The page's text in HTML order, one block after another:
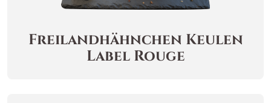
Freilandhähnchen Keulen
Label Rouge